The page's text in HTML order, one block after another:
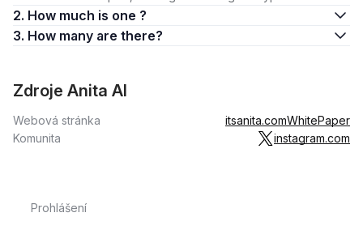
2. How much is one ?
3. How many are there?
Zdroje Anita AI
Webová stránka itsanita.comWhitePaper
Komunita
instagram.com
Prohlášení